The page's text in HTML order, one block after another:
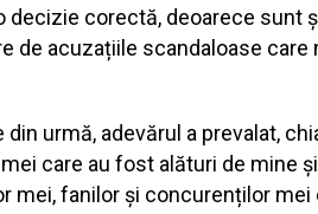
decizie corectă, deoarece sunt
de acuzațiile scandaloase
din urmă, adevărul a prevalat,
care au fost alături de mine
mei, fanilor și concurenților